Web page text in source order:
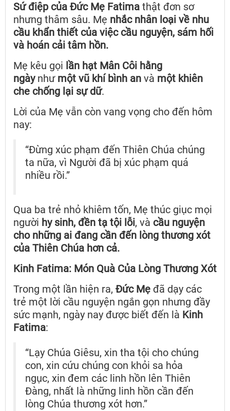
Sứ điệp của Đức Mẹ Fatima thật đơn sơ
nhưng thâm sâu. Mẹ nhắc nhân loại về nhu
cầu khẩn thiết của việc cầu nguyện, sám hối
và hoán cải tâm hồn.
Mẹ kêu gọi lần hạt Mân Côi hằng
ngàynhư một vũ khí bình an và một khiên
che chống lại sự dữ.
Lời của Mẹ vẫn còn vang vọng cho đến hôm
nay:
“Đừng xúc phạm đến Thiên Chúa chúng
ta nữa, vì Người đã bị xúc phạm quá
nhiều rồi.”
Qua ba trẻ nhỏ khiêm tốn, Mẹ thúc giục mọi
người hy sinh, đền tạ tội lỗi, và cầu nguyện
cho những ai đang cần đến lòng thương xót
của Thiên Chúa hơn cả.
Kinh Fatima: Món Quà Của Lòng Thương Xót
Trong một lần hiện ra, Đức Mẹ đã dạy các
trẻ một lời cầu nguyện ngắn gọn nhưng đầy
sức mạnh, ngày nay được biết đến là Kinh
Fatima:
“Lạy Chúa Giêsu, xin tha tội cho chúng
con, xin cứu chúng con khỏi sa hỏa
ngục, xin đem các linh hồn lên Thiên
Đàng, nhất là những linh hồn cần đến
lòng Chúa thương xót hơn.”